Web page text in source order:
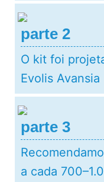
parte 2
O kit foi
Evolis Avansia
parte 3
a cada